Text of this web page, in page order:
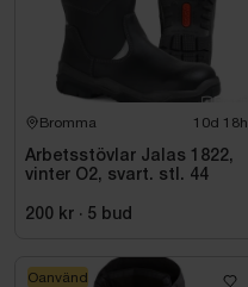
Bromma 10d 18h
Arbetsstövlar Jalas 1822,
vinter O2, svart. stl. 44
200 kr · 5 bud
Oanvänd